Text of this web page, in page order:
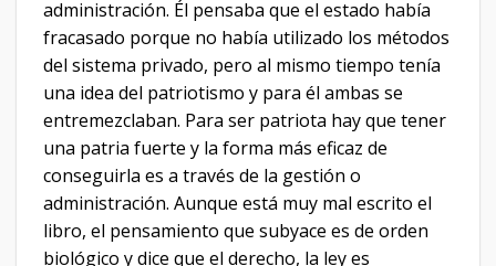
administración. Él pensaba que el estado había
fracasado porque no había utilizado los métodos
del sistema privado, pero al mismo tiempo tenía
una idea del patriotismo y para él ambas se
entremezclaban. Para ser patriota hay que tener
una patria fuerte y la forma más eficaz de
conseguirla es a través de la gestión o
administración. Aunque está muy mal escrito el
libro, el pensamiento que subyace es de orden
biológico y dice que el derecho, la ley es